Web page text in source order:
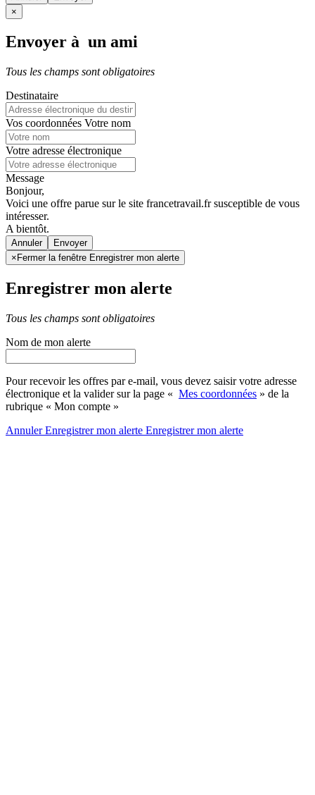
×
Envoyer à un ami
Tous les champs sont obligatoires
Destinataire
Vos coordonnées Votre nom
Votre adresse électronique
Message
Bonjour,
Voici une offre parue sur le site francetravail.fr susceptible de vous
intéresser.
A bientôt.
Annuler
× Fermer la fenêtre Enregistrer mon alerte
Enregistrer mon alerte
Tous les champs sont obligatoires
Nom de mon alerte
Pour recevoir les offres par e-mail, vous devez saisir votre adresse
électronique et la valider sur la page « Mes coordonnées » de la
rubrique « Mon compte »
AnnulerEnregistrer mon alerte Enregistrermon alerte